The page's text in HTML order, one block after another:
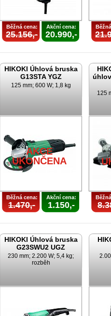
Běžná cena:
25.156,-
Akční cena:
20.990,-
HIKOKI Úhlová bruska
G13STA YGZ
125 mm; 600 W; 1,8 kg
AKCE
UKONČENA
Běžná cena:
1.470,-
Akční cena:
1.150,-
125
HIKOKI Úhlová bruska
G23SWU2 UGZ
230 mm; 2.200 W; 5,4 kg;
rozběh